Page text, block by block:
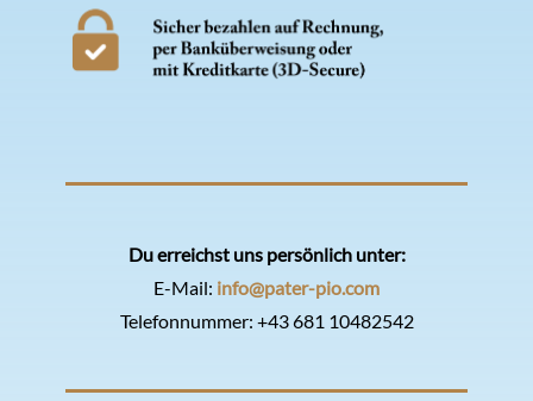
Du erreichst uns persönlich unter:
E-Mail: info@pater-pio.com
Telefonnummer: +43 681 10482542